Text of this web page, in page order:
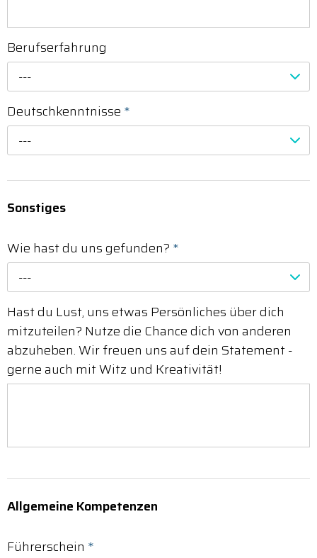
Berufserfahrung
---
Deutschkenntnisse *
---
Sonstiges
Wie hast du uns gefunden? *
---
Hast du Lust, uns etwas Persönliches über dich
mitzuteilen? Nutze die Chance dich von anderen
abzuheben. Wir freuen uns auf dein Statement -
gerne auch mit Witz und Kreativität!
Allgemeine Kompetenzen
Führerschein *